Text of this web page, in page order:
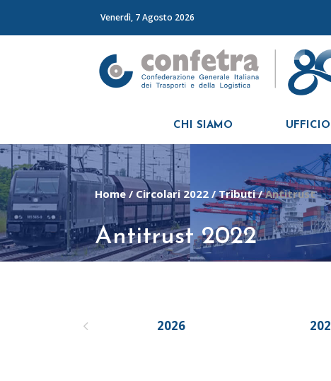
Venerdì, 7 Agosto 2026
CHI SIAMO
Home / Circolari 2022 /Tributi/Antitrust
Antitrust 2022
2026